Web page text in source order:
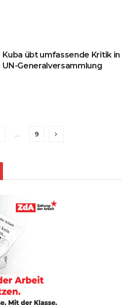
Kuba übt umfassende Kritik in
UN-Generalversammlung
… 9